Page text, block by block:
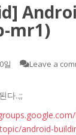
mr1)
일 Leave a
다..;;
android-